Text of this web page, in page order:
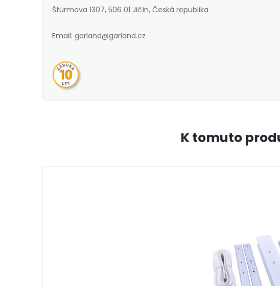
Šturmova 1307, 506 01 Jičín, Česká republika
Email: garland@garland.cz
K tomuto